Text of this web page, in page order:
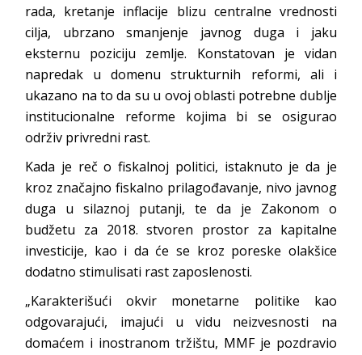
rada, kretanje inflacije blizu centralne vrednosti
cilja, ubrzano smanjenje javnog duga i jaku
eksternu poziciju zemlje. Konstatovan je vidan
napredak u domenu strukturnih reformi, ali i
ukazano na to da su u ovoj oblasti potrebne dublje
institucionalne reforme kojima bi se osigurao
održiv privredni rast.
Kada je reč o fiskalnoj politici, istaknuto je da je
kroz značajno fiskalno prilagođavanje, nivo javnog
duga u silaznoj putanji, te da je Zakonom o
budžetu za 2018. stvoren prostor za kapitalne
investicije, kao i da će se kroz poreske olakšice
dodatno stimulisati rast zaposlenosti.
„Karakterišući okvir monetarne politike kao
odgovarajući, imajući u vidu neizvesnosti na
domaćem i inostranom tržištu, MMF je pozdravio